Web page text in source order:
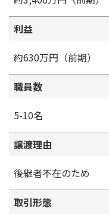
利益
約630万円（前期）
職員数
5-10名
譲渡理由
後継者不在のため
取引形態